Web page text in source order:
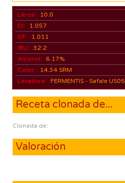
Litros:
10.0
DI:
1.057
DF:
1.011
IBU: 32.2
Alcohol:
6.17%
Color:
14.34 SRM
Levadura: FERMENTIS - Safale US05
Receta clonada de...
Clonada de:
Valoración